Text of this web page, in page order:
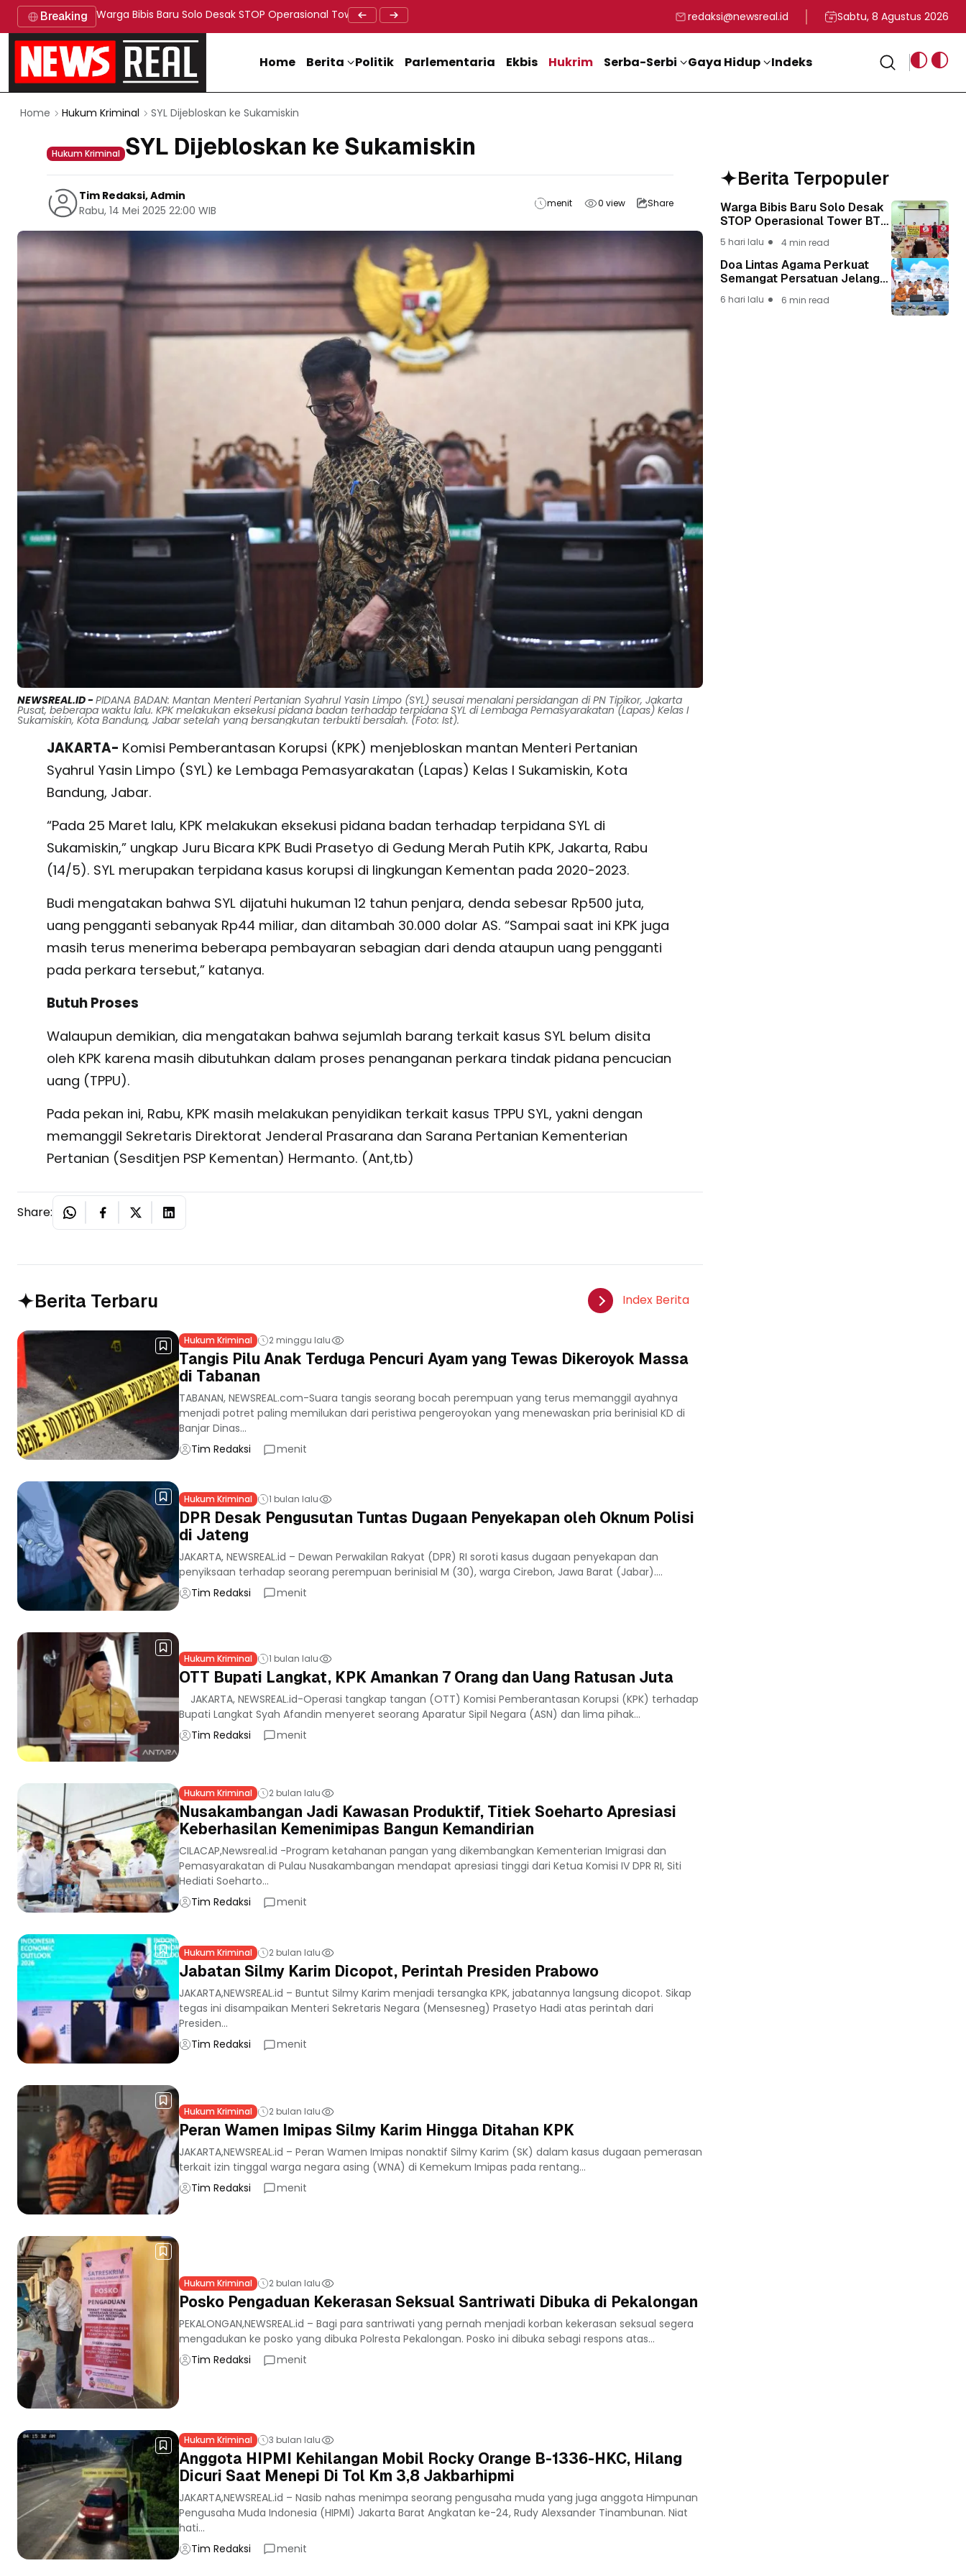
Breaking Warga Bibis Baru Solo Desak STOP Operasional Tower BTS, Diwa : Nyawa dan Keselamatan Warga Lebih Berharga
Doa Lintas Agama Perkuat Semangat Persatuan Jelang HUT ke-81 Kemerdekaan RIDukung MBG, Kadin Apresiasi Kepemimpinan Presiden Prabowo yang
Staf Khusus Menag RI
redaksi@newsreal.id Sabtu, 8 Agustus 2026
Home Berita Politik Parlementaria Ekbis Hukrim Serba-Serbi Gaya Hidup Indeks
Home Hukum Kriminal SYL Dijebloskan ke Sukamiskin
Hukum Kriminal SYL Dijebloskan ke Sukamiskin
Tim Redaksi, Admin
Rabu, 14 Mei 2025 22:00 WIB
menit 0view Share
NEWSREAL.ID -PIDANA BADAN: Mantan Menteri Pertanian Syahrul Yasin Limpo (SYL) seusai menalani persidangan di PN Tipikor, Jakarta
Pusat, beberapa waktu lalu. KPK melakukan eksekusi pidana badan terhadap terpidana SYL di Lembaga Pemasyarakatan (Lapas) Kelas I
Sukamiskin, Kota Bandung, Jabar setelah yang bersangkutan terbukti bersalah. (Foto: Ist).
JAKARTA- Komisi Pemberantasan Korupsi (KPK) menjebloskan mantan Menteri Pertanian
Syahrul Yasin Limpo (SYL) ke Lembaga Pemasyarakatan (Lapas) Kelas I Sukamiskin, Kota
Bandung, Jabar.
“Pada 25 Maret lalu, KPK melakukan eksekusi pidana badan terhadap terpidana SYL di
Sukamiskin,” ungkap Juru Bicara KPK Budi Prasetyo di Gedung Merah Putih KPK, Jakarta, Rabu
(14/5). SYL merupakan terpidana kasus korupsi di lingkungan Kementan pada 2020-2023.
Budi mengatakan bahwa SYL dijatuhi hukuman 12 tahun penjara, denda sebesar Rp500 juta,
uang pengganti sebanyak Rp44 miliar, dan ditambah 30.000 dolar AS. “Sampai saat ini KPK juga
masih terus menerima beberapa pembayaran sebagian dari denda ataupun uang pengganti
pada perkara tersebut,” katanya.
Butuh Proses
Walaupun demikian, dia mengatakan bahwa sejumlah barang terkait kasus SYL belum disita
oleh KPK karena masih dibutuhkan dalam proses penanganan perkara tindak pidana pencucian
uang (TPPU).
Pada pekan ini, Rabu, KPK masih melakukan penyidikan terkait kasus TPPU SYL, yakni dengan
memanggil Sekretaris Direktorat Jenderal Prasarana dan Sarana Pertanian Kementerian
Pertanian (Sesditjen PSP Kementan) Hermanto. (Ant,tb)
Share:
Berita Terbaru Index Berita
Hukum Kriminal 2 minggu lalu
Tangis Pilu Anak Terduga Pencuri Ayam yang Tewas Dikeroyok Massa
di Tabanan
TABANAN, NEWSREAL.com-Suara tangis seorang bocah perempuan yang terus memanggil ayahnya
menjadi potret paling memilukan dari peristiwa pengeroyokan yang menewaskan pria berinisial KD di
Banjar Dinas...
Tim Redaksi
menit
Hukum Kriminal 1 bulan lalu
DPR Desak Pengusutan Tuntas Dugaan Penyekapan oleh Oknum Polisi
di Jateng
JAKARTA, NEWSREAL.id – Dewan Perwakilan Rakyat (DPR) RI soroti kasus dugaan penyekapan dan
penyiksaan terhadap seorang perempuan berinisial M (30), warga Cirebon, Jawa Barat (Jabar)....
Tim Redaksi
menit
Hukum Kriminal 1 bulan lalu
OTT Bupati Langkat, KPK Amankan 7 Orang dan Uang Ratusan Juta
JAKARTA, NEWSREAL.id-Operasi tangkap tangan (OTT) Komisi Pemberantasan Korupsi (KPK) terhadap
Bupati Langkat Syah Afandin menyeret seorang Aparatur Sipil Negara (ASN) dan lima pihak...
Tim Redaksi
menit
Hukum Kriminal 2 bulan lalu
Nusakambangan Jadi Kawasan Produktif, Titiek Soeharto Apresiasi
Keberhasilan Kemenimipas Bangun Kemandirian
CILACAP,Newsreal.id -Program ketahanan pangan yang dikembangkan Kementerian Imigrasi dan
Pemasyarakatan di Pulau Nusakambangan mendapat apresiasi tinggi dari Ketua Komisi IV DPR RI, Siti
Hediati Soeharto...
Tim Redaksi
menit
Hukum Kriminal 2 bulan lalu
Jabatan Silmy Karim Dicopot, Perintah Presiden Prabowo
JAKARTA,NEWSREAL.id – Buntut Silmy Karim menjadi tersangka KPK, jabatannya langsung dicopot. Sikap
tegas ini disampaikan Menteri Sekretaris Negara (Mensesneg) Prasetyo Hadi atas perintah dari
Presiden...
Tim Redaksi
menit
Hukum Kriminal 2 bulan lalu
Peran Wamen Imipas Silmy Karim Hingga Ditahan KPK
JAKARTA,NEWSREAL.id – Peran Wamen Imipas nonaktif Silmy Karim (SK) dalam kasus dugaan pemerasan
terkait izin tinggal warga negara asing (WNA) di Kemekum Imipas pada rentang...
Tim Redaksi
menit
Hukum Kriminal 2 bulan lalu
Posko Pengaduan Kekerasan Seksual Santriwati Dibuka di Pekalongan
PEKALONGAN,NEWSREAL.id – Bagi para santriwati yang pernah menjadi korban kekerasan seksual segera
mengadukan ke posko yang dibuka Polresta Pekalongan. Posko ini dibuka sebagi respons atas...
Tim Redaksi
menit
Hukum Kriminal 3 bulan lalu
Anggota HIPMI Kehilangan Mobil Rocky Orange B-1336-HKC, Hilang
Dicuri Saat Menepi Di Tol Km 3,8 Jakbarhipmi
JAKARTA,NEWSREAL.id – Nasib nahas menimpa seorang pengusaha muda yang juga anggota Himpunan
Pengusaha Muda Indonesia (HIPMI) Jakarta Barat Angkatan ke-24, Rudy Alexsander Tinambunan. Niat
hati...
Tim Redaksi
menit
Berita Terpopuler
Warga Bibis Baru Solo Desak
STOP Operasional Tower BTS,
Keselamatan Warga Lebih
Berharga
5 hari lalu 4 min read
Doa Lintas Agama Perkuat
Semangat Persatuan Jelang
6 hari lalu 6 min read